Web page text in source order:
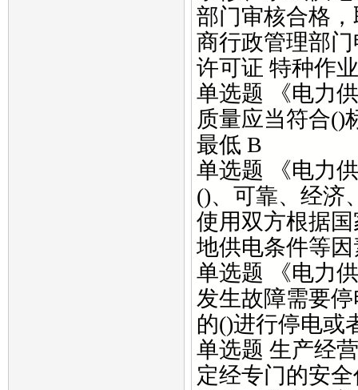
部门审核合格
商行政管理部
许可证 特种作
单选题 《电力
质量应当符合()
最低 B
单选题 《电力
()、可靠、经济
使用双方根据
地供电条件等
单选题 《电力
发生故障需要
的()进行停电或
单选题 生产经
定经专门的安